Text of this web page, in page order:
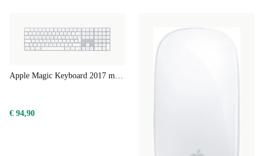
Meer voordelen met refurbed
Ervaar de power van een duurzame merklaptop met
onverslaanbare prijs-kwaliteitverhouding. De volledig
Apple Magic Keyboard 2017 met numeriek toetsenblok
€ 94,90